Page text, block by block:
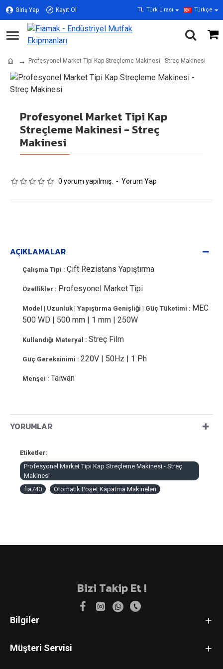
Giriş Yap Kayıt Ol TL Türk Lirası Türkçe
Profesyonel Market Tipi Kap Streçleme Makinesi - Streç Makinesi
Profesyonel Market Tipi Kap
Streçleme Makinesi - Streç
Makinesi
0 yorum yapılmış. - Yorum Yap
AÇIKLAMALAR
Çalışma Tipi : Çift Rezistans Yapıştırma
Özellikler : Profesyonel Market Tipi
Model | Uzunluk | Yapıştırma Genişliği | Güç Tüketimi : MEC
500 WD | 500 mm | 1 mm | 250W
Kullandığı Materyal : Streç Film
Güç Gereksinimi : 220V | 50Hz | 1 Ph
Menşei : Taiwan
YORUMLAR
Etiketler:
Profesyonel Market Tipi Kap Streçleme Makinesi - Streç
Makinesi
fia740
Otomatik Poşet Kapatma Makineleri
Bizi Takip Et !
Bilgiler
Müşteri Servisi